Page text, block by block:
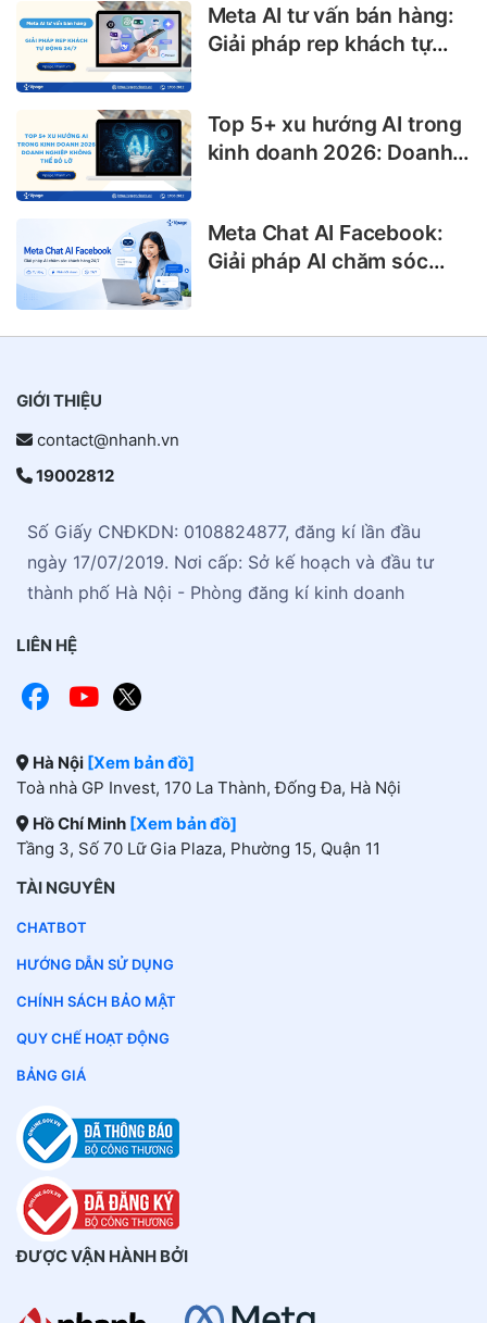
Meta AI tư vấn bán hàng:
Giải pháp rep khách tự
Top 5+ xu hướng AI trong
kinh doanh 2026: Doanh
Meta Chat AI Facebook:
Giải pháp AI chăm sóc
GIỚI THIỆU
contact@nhanh.vn
19002812
Số Giấy CNĐKDN: 0108824877, đăng kí lần đầu
ngày 17/07/2019. Nơi cấp: Sở kế hoạch và đầu tư
thành phố Hà Nội - Phòng đăng kí kinh doanh
LIÊN HỆ
Hà Nội [Xem bản đồ]
Toà nhà GP Invest, 170 La Thành, Đống Đa, Hà Nội
Hồ Chí Minh [Xem bản đồ]
Tầng 3, Số 70 Lữ Gia Plaza, Phường 15, Quận 11
TÀI NGUYÊN
CHATBOT
HƯỚNG DẪN SỬ DỤNG
CHÍNH SÁCH BẢO MẬT
QUY CHẾ HOẠT ĐỘNG
BẢNG GIÁ
ĐƯỢC VẬN HÀNH BỞI